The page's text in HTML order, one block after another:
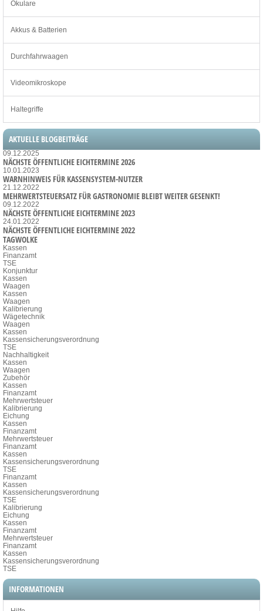
Okulare
Akkus & Batterien
Durchfahrwaagen
Videomikroskope
Haltegriffe
AKTUELLE BLOGBEITRÄGE
09.12.2025
NÄCHSTE ÖFFENTLICHE EICHTERMINE 2026
10.01.2023
WARNHINWEIS FÜR KASSENSYSTEM-NUTZER
21.12.2022
MEHRWERTSTEUERSATZ FÜR GASTRONOMIE BLEIBT WEITER GESENKT!
09.12.2022
NÄCHSTE ÖFFENTLICHE EICHTERMINE 2023
24.01.2022
NÄCHSTE ÖFFENTLICHE EICHTERMINE 2022
TAGWOLKE
Kassen
Finanzamt
TSE
Konjunktur
Kassen
Waagen
Kassen
Waagen
Kalibrierung
Wägetechnik
Waagen
Kassen
Kassensicherungsverordnung
TSE
Nachhaltigkeit
Kassen
Waagen
Zubehör
Kassen
Finanzamt
Mehrwertsteuer
Kalibrierung
Eichung
Kassen
Finanzamt
Mehrwertsteuer
Finanzamt
Kassen
Kassensicherungsverordnung
TSE
Finanzamt
Kassen
Kassensicherungsverordnung
TSE
Kalibrierung
Eichung
Kassen
Finanzamt
Mehrwertsteuer
Finanzamt
Kassen
Kassensicherungsverordnung
TSE
INFORMATIONEN